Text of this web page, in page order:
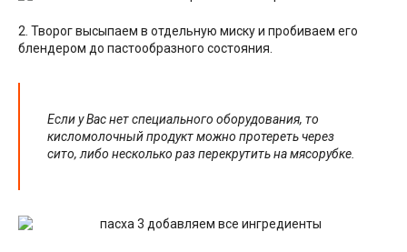
2. Творог высыпаем в отдельную миску и пробиваем его
блендером до пастообразного состояния.
Если у Вас нет специального оборудования, то
кисломолочный продукт можно протереть через
сито, либо несколько раз перекрутить на мясорубке.